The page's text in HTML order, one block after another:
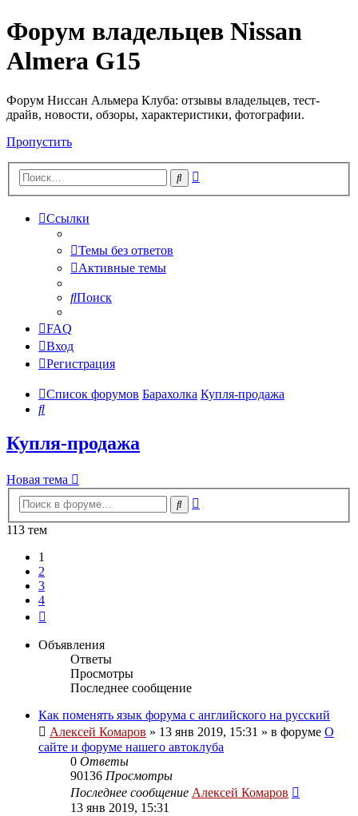
Форум владельцев Nissan
Almera G15
Форум Ниссан Альмера Клуба: отзывы владельцев, тест-
драйв, новости, обзоры, характеристики, фотографии.
Пропустить
Поиск
Ссылки
Темы без ответов
Активные темы
Поиск
FAQ
Вход
Регистрация
Список форумов Барахолка Купля-продажа
Поиск
Купля-продажа
Новая тема
Поиск
113 тем
1
2
3
4
Объявления
Ответы
Просмотры
Последнее сообщение
Как поменять язык форума с английского на русский
Алексей Комаров » 13 янв 2019, 15:31 » в форуме О
сайте и форуме нашего автоклуба
0 Ответы
90136 Просмотры
Последнее сообщение Алексей Комаров
13 янв 2019, 15:31